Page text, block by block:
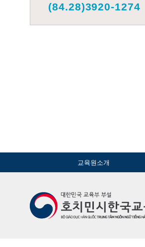
(84.28)3920-1274
교육원소개